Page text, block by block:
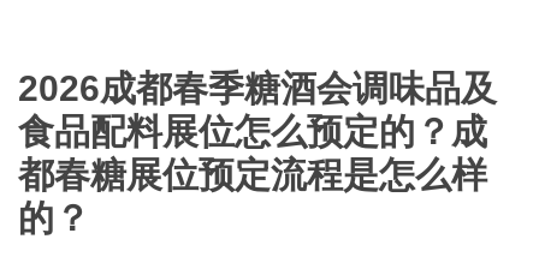
2026成都春季糖酒会调味品及
食品配料展位怎么预定的？成
都春糖展位预定流程是怎么样
的？